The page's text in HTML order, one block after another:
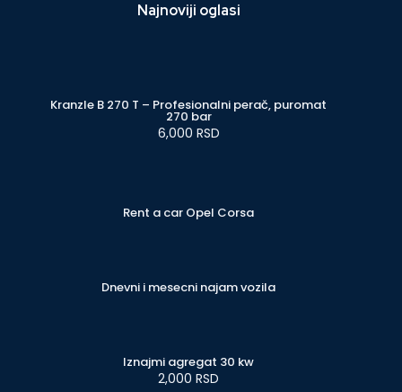
Najnoviji oglasi
Kranzle B 270 T – Profesionalni perač, puromat
270 bar
6,000 RSD
Rent a car Opel Corsa
Dnevni i mesecni najam vozila
Iznajmi agregat 30 kw
2,000 RSD